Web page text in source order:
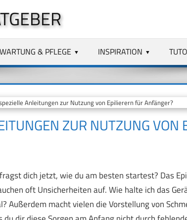
WARTUNG & PFLEGE INSPIRATION
Anleitungen zur Nutzung von Epilierern für Anfänger?
ZUR NUTZUNG VON
dich jetzt, wie du am besten startest? Das
oft Unsicherheiten auf. Wie halte ich das
Außerdem macht vielen die Vorstellung von